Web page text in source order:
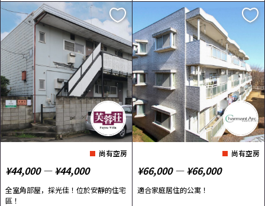
尚有空房
¥44,000 ― ¥44,000
全室角部屋，採光佳！位於安靜的住宅
區！
尚有空房
¥66,000 ― ¥66,000
適合家庭居住的公寓！